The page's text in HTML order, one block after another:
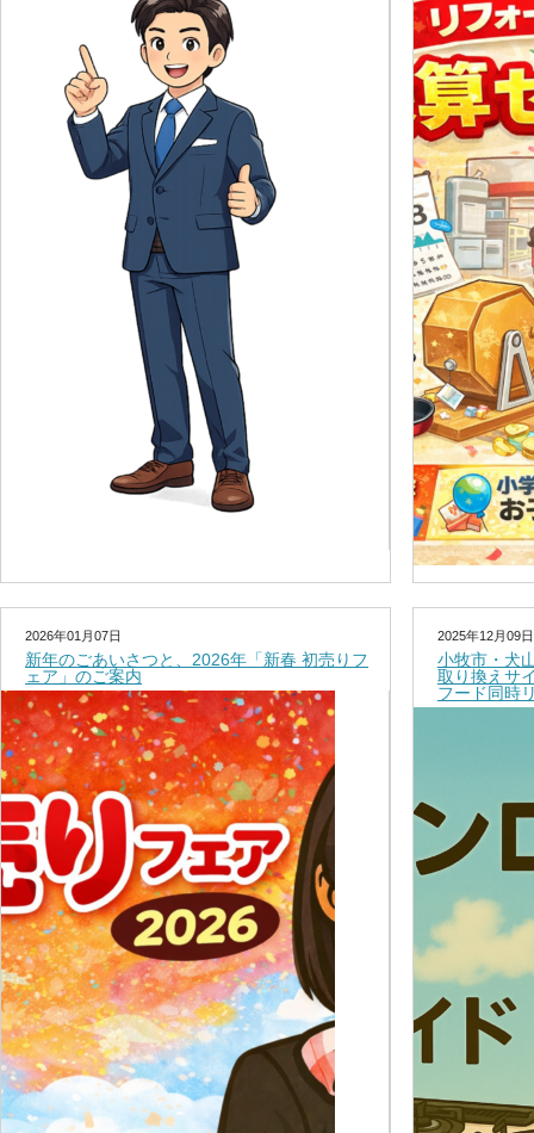
2026年01月07日
新年のごあいさつと、2026年「新春 初売りフ
ェア」のご案内
2025年12月09日
小牧市・犬
取り換えサ
フード同時